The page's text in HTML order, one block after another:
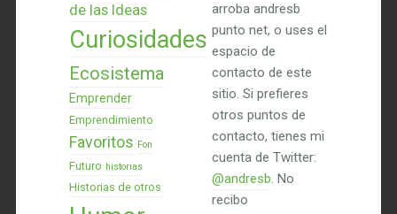
de las Ideas
Curiosidades
Ecosistema
Emprender
Emprendimiento
Favoritos Fon
Futuro historias
Historias de otros
arroba andresb
punto net, o uses el
espacio de
contacto de este
sitio. Si prefieres
otros puntos de
contacto, tienes mi
cuenta de Twitter:
@andresb. No
recibo